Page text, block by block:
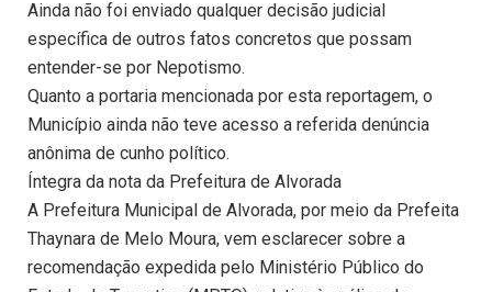
Ainda não foi enviado qualquer decisão judicial
específica de outros fatos concretos que possam
entender-se por Nepotismo.
Quanto a portaria mencionada por esta reportagem, o
Município ainda não teve acesso a referida denúncia
anônima de cunho político.
Íntegra da nota da Prefeitura de Alvorada
A Prefeitura Municipal de Alvorada, por meio da Prefeita
Thaynara de Melo Moura, vem esclarecer sobre a
recomendação expedida pelo Ministério Público do